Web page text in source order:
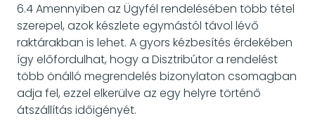
6.4 Amennyiben az Ügyfél rendelésében több tétel
szerepel, azok készlete egymástól távol lévő
raktárakban is lehet. A gyors kézbesítés érdekében
így előfordulhat, hogy a Disztribútor a rendelést
több önálló megrendelés bizonylaton csomagban
adja fel, ezzel elkerülve az egy helyre történő
átszállítás időigényét.